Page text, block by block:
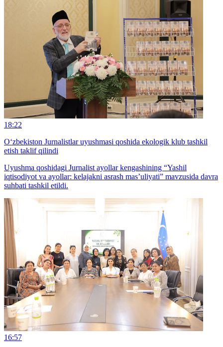
18:22
O‘zbekiston Jurnalistlar uyushmasi qoshida ekologik klub tashkil
etish taklif qilindi
Uyushma qoshidagi Jurnalist ayollar kengashining “Yashil
iqtisodiyot va ayollar: kelajakni asrash mas’uliyati” mavzusida davra
suhbati tashkil etildi.
16:57